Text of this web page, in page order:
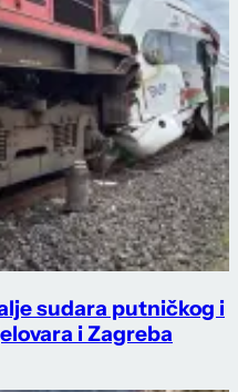
sudara putničkog i
i Zagreba